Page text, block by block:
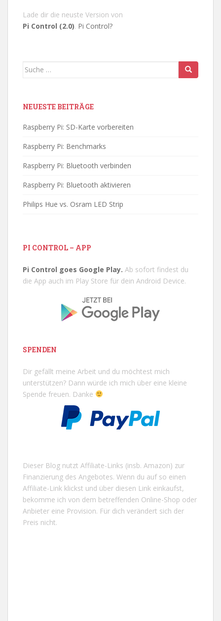
Lade dir die neuste Version von
Pi Control (2.0). Pi Control?
Suche
NEUESTE BEITRÄGE
Raspberry Pi: SD-Karte vorbereiten
Raspberry Pi: Benchmarks
Raspberry Pi: Bluetooth verbinden
Raspberry Pi: Bluetooth aktivieren
Philips Hue vs. Osram LED Strip
PI CONTROL – APP
Pi Control goes Google Play. Ab sofort findest du
die App auch im Play Store für dein Android Device.
SPENDEN
Dir gefällt meine Arbeit und du möchtest mich
unterstützen? Dann würde ich mich über eine kleine
Spende freuen. Danke
Dieser Blog nutzt Affiliate-Links (insb. Amazon) zur
Finanzierung des Angebotes. Wenn du auf so einen
Affiliate-Link klickst und über diesen Link einkaufst,
bekomme ich von dem betreffenden Online-Shop oder
Anbieter eine Provision. Für dich verändert sich der
Preis nicht.